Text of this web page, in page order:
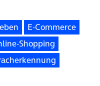
E-Commerce
Shopping